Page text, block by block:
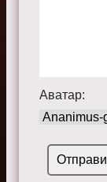
Аватар: